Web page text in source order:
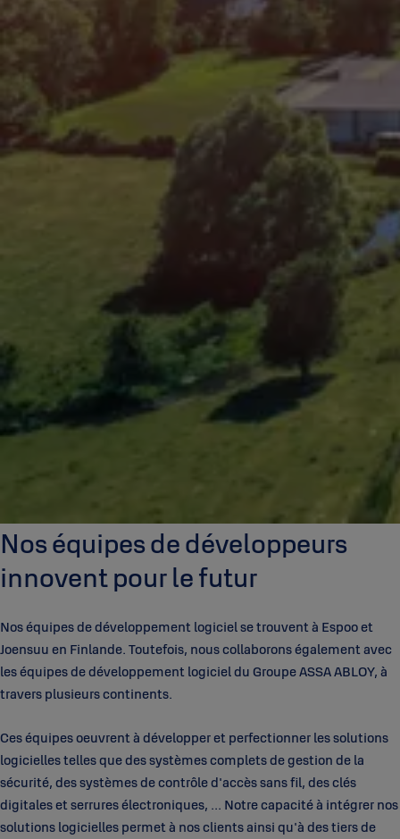
Nos équipes de développeurs
innovent pour le futur
Nos équipes de développement logiciel se trouvent à Espoo et
Joensuu en Finlande. Toutefois, nous collaborons également avec
les équipes de développement logiciel du Groupe ASSA ABLOY, à
travers plusieurs continents.
Ces équipes oeuvrent à développer et perfectionner les solutions
logicielles telles que des systèmes complets de gestion de la
sécurité, des systèmes de contrôle d'accès sans fil, des clés
digitales et serrures électroniques, ... Notre capacité à intégrer nos
solutions logicielles permet à nos clients ainsi qu'à des tiers de